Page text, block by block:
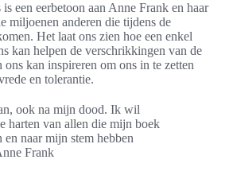
een eerbetoon aan Anne Frank en haar
miljoenen anderen die tijdens de
Het laat ons zien hoe een enkel
kan helpen de verschrikkingen van de
kan inspireren om ons in te zetten
en tolerantie.
ook na mijn dood. Ik wil
harten van allen die mijn boek
en naar mijn stem hebben
Frank